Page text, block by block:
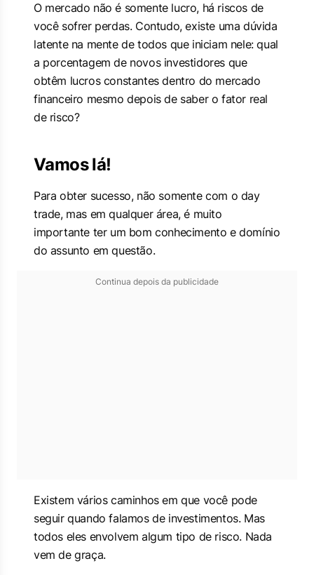
O mercado não é somente lucro, há riscos de
você sofrer perdas. Contudo, existe uma dúvida
latente na mente de todos que iniciam nele: qual
a porcentagem de novos investidores que
obtêm lucros constantes dentro do mercado
financeiro mesmo depois de saber o fator real
de risco?
Vamos lá!
Para obter sucesso, não somente com o day
trade, mas em qualquer área, é muito
importante ter um bom conhecimento e domínio
do assunto em questão.
Continua depois da publicidade
Existem vários caminhos em que você pode
seguir quando falamos de investimentos. Mas
todos eles envolvem algum tipo de risco. Nada
vem de graça.